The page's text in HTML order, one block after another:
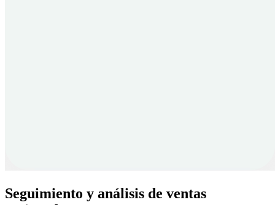
Seguimiento y análisis de ventas